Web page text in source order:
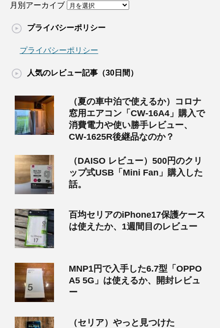
月別アーカイブ
プライバシーポリシー
プライバシーポリシー
人気のレビュー記事（30日間）
（夏の車中泊で使えるか）コロナ
窓用エアコン「CW-16A4」購入で
消費電力や使い勝手レビュー、
CW-1625R後継品なのか？
（DAISO レビュー）500円のクリ
ップ式USB「Mini Fan」購入した
話。
百均セリアのiPhone17保護ケース
は使えたか、1週間目のレビュー
MNP1円で入手した6.7型「OPPO
A5 5G」は使えるか、開封レビュ
ー
（セリア）やっと見つけた